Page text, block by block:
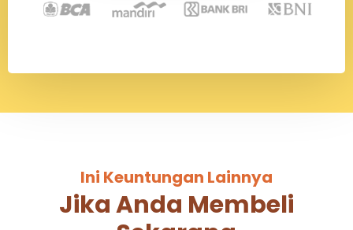
Ini Keuntungan Lainnya
Jika Anda Membeli